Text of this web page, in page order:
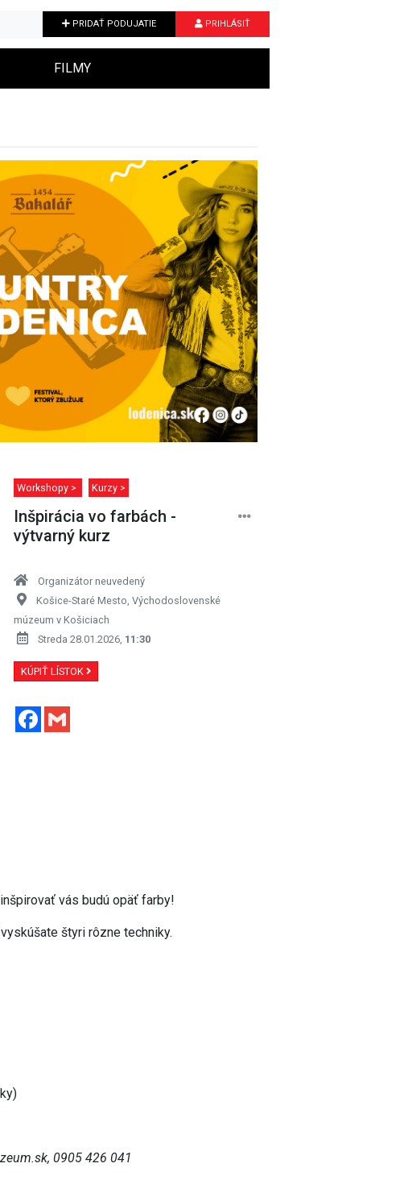
PRIDAŤ PODUJATIE PRIHLÁSIŤ
FILMY
Next
Workshopy > Kurzy >
Inšpirácia vo farbách -
výtvarný kurz
Organizátor neuvedený
Košice-Staré Mesto, Východoslovenské
múzeum v Košiciach
Streda 28.01.2026, 11:30
KÚPIŤ LÍSTOK
Facebook
vás budú opäť farby!
štyri rôzne techniky.
0905 426 041